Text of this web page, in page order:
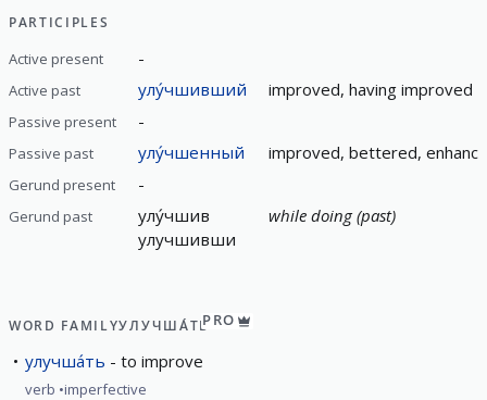
PARTICIPLES
Active present -
Active past улу́чшивший improved, having improved
Passive present -
Passive past улу́чшенный improved, bettered,
Gerund present -
Gerund past
улу́чшив
улучшивши
while doing (past)
WORD FAMILYУЛУЧША́ТЬPRO
улучша́ть to improve
verb imperfective